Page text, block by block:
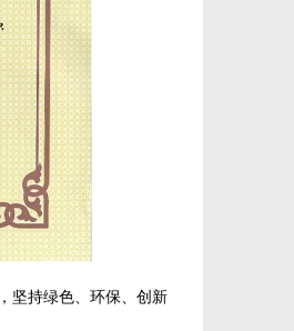
坚持绿色、环保、创新